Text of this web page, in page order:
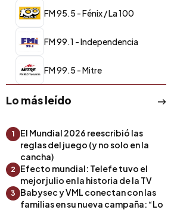
FM 95.5 - Fénix / La 100
FM 99.1 - Independencia
FM 99.5 - Mitre
Lo más leído
1
El Mundial 2026 reescribió las
reglas del juego (y no solo en la
cancha)
2
Efecto mundial: Telefe tuvo el
mejor julio en la historia de la TV
3
Babysec y VML conectan con las
familias en su nueva campaña: “Lo